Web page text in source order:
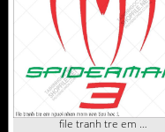
file tranh tre em nguoi nhen mam non tieu hoc 1